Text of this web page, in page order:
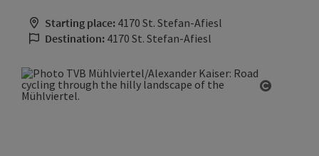
Starting place: 4170 St. Stefan-Afiesl
Destination: 4170 St. Stefan-Afiesl